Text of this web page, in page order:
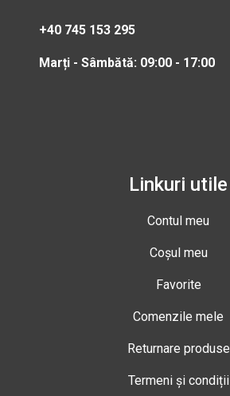
+40 745 153 295
Marți - Sâmbătă: 09:00 - 17:00
Linkuri utile
Contul meu
Coșul meu
Favorite
Comenzile mele
Returnare produse
Termeni și condiții